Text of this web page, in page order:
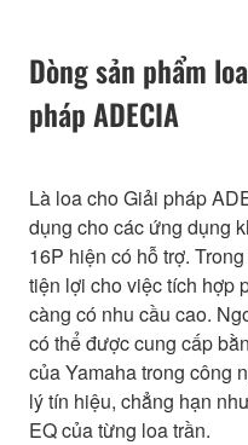
Dòng sản phẩm
pháp ADECIA
Là loa cho Giải pháp
dụng cho các ứng dụng
16P hiện có hỗ trợ.
tiện lợi cho việc tích hợp
càng có nhu cầu cao.
có thể được cung cấp
của Yamaha trong công
lý tín hiệu, chẳng hạn
EQ của từng loa trần.